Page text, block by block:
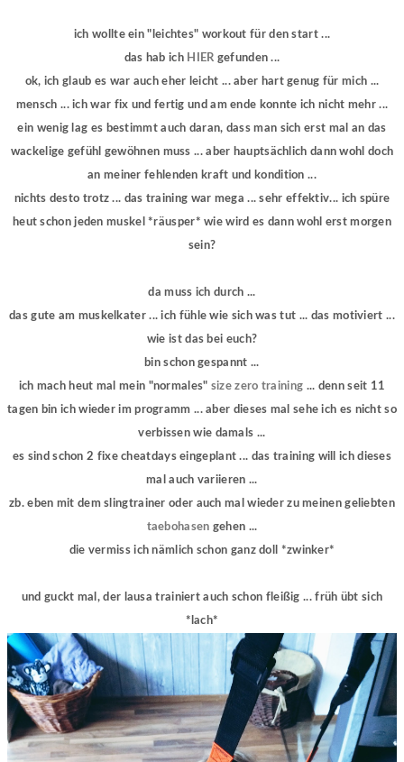
ich wollte ein "leichtes" workout für den start ...
das hab ich HIER gefunden ...
ok, ich glaub es war auch eher leicht ... aber hart genug für mich ...
mensch ... ich war fix und fertig und am ende konnte ich nicht mehr ...
ein wenig lag es bestimmt auch daran, dass man sich erst mal an das
wackelige gefühl gewöhnen muss ... aber hauptsächlich dann wohl doch
an meiner fehlenden kraft und kondition ...
nichts desto trotz ... das training war mega ... sehr effektiv... ich spüre
heut schon jeden muskel *räusper* wie wird es dann wohl erst morgen
sein?
da muss ich durch ...
das gute am muskelkater ... ich fühle wie sich was tut ... das motiviert ...
wie ist das bei euch?
bin schon gespannt ...
ich mach heut mal mein "normales" size zero training ... denn seit 11
tagen bin ich wieder im programm ... aber dieses mal sehe ich es nicht so
verbissen wie damals ...
es sind schon 2 fixe cheatdays eingeplant ... das training will ich dieses
mal auch variieren ...
zb. eben mit dem slingtrainer oder auch mal wieder zu meinen geliebten
taebohasen gehen ...
die vermiss ich nämlich schon ganz doll *zwinker*
und guckt mal, der lausa trainiert auch schon fleißig ... früh übt sich
*lach*